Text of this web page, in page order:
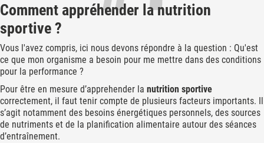
Comment appréhender la nutrition
sportive ?
Vous l'avez compris, ici nous devons répondre à la question : Qu'est
ce que mon organisme a besoin pour me mettre dans des conditions
pour la performance ?
Pour être en mesure d’apprehender la nutrition sportive
correctement, il faut tenir compte de plusieurs facteurs importants. Il
s’agit notamment des besoins énergétiques personnels, des sources
de nutriments et de la planification alimentaire autour des séances
d’entraînement.